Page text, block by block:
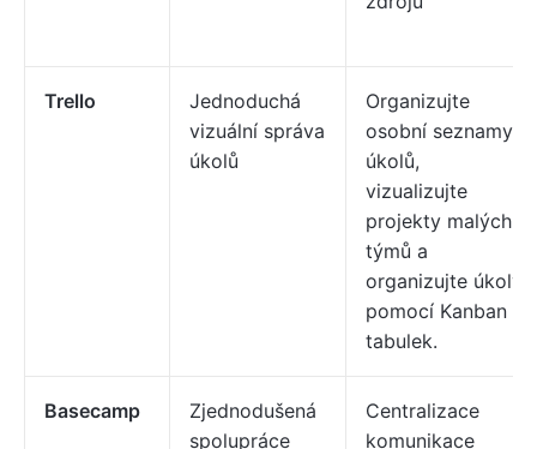
Trello
Jednoduchá
vizuální správa
úkolů
Organizujte
osobní seznamy
úkolů,
vizualizujte
projekty malých
týmů a
organizujte úkoly
pomocí Kanban
tabulek.
Basecamp
Zjednodušená
spolupráce
Centralizace
komunikace